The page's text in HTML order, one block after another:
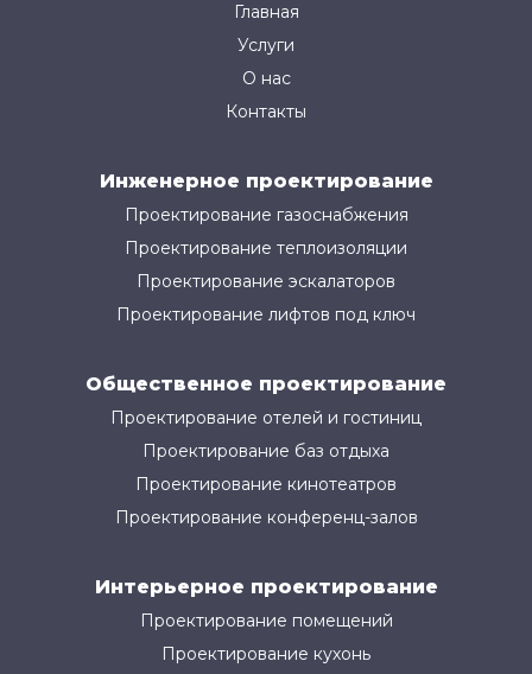
Главная
Услуги
О нас
Контакты
Инженерное проектирование
Проектирование газоснабжения
Проектирование теплоизоляции
Проектирование эскалаторов
Проектирование лифтов под ключ
Общественное проектирование
Проектирование отелей и гостиниц
Проектирование баз отдыха
Проектирование кинотеатров
Проектирование конференц-залов
Интерьерное проектирование
Проектирование помещений
Проектирование кухонь